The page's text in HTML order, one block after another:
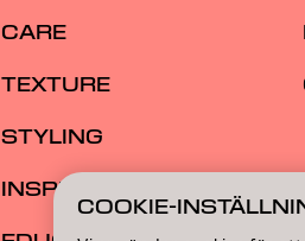
CARE
TEXTURE
STYLING
INSPIRATION
COOKIE-